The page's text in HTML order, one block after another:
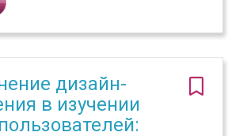
дизайн-
в изучении